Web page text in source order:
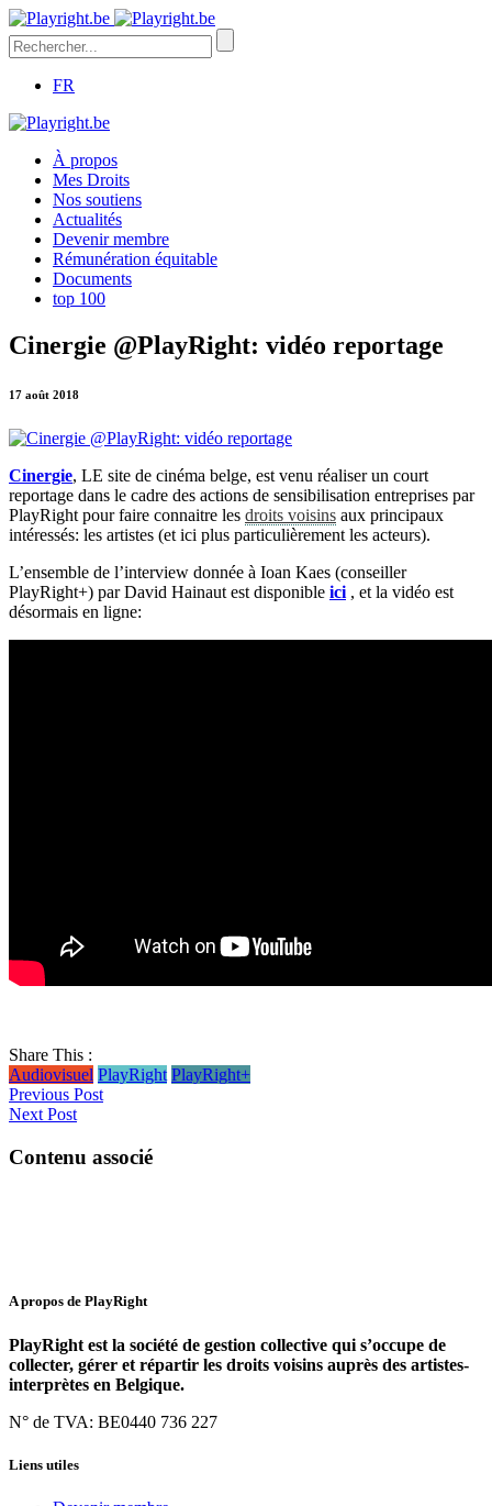
FR
À propos
Mes Droits
Nos soutiens
Actualités
Devenir membre
Rémunération équitable
Documents
top 100
Cinergie @PlayRight: vidéo reportage
17 août 2018
Cinergie, LE site de cinéma belge, est venu réaliser un court
reportage dans le cadre des actions de sensibilisation entreprises par
PlayRight pour faire connaitre les droits voisins aux principaux
intéressés: les artistes (et ici plus particulièrement les acteurs).
L’ensemble de l’interview donnée à Ioan Kaes (conseiller
PlayRight+) par David Hainaut est disponible ici , et la vidéo est
désormais en ligne:
Share This :
Audiovisuel PlayRight PlayRight+
Previous Post
Next Post
Contenu associé
A propos de PlayRight
PlayRight est la société de gestion collective qui s’occupe de
collecter, gérer et répartir les droits voisins auprès des artistes-
interprètes en Belgique.
N° de TVA: BE0440 736 227
Liens utiles